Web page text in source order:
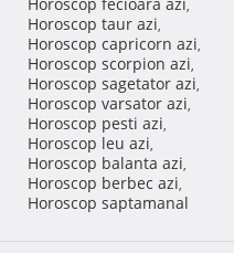
Horoscop fecioara azi,
Horoscop taur azi,
Horoscop capricorn azi,
Horoscop scorpion azi,
Horoscop sagetator azi,
Horoscop varsator azi,
Horoscop pesti azi,
Horoscop leu azi,
Horoscop balanta azi,
Horoscop berbec azi,
Horoscop saptamanal